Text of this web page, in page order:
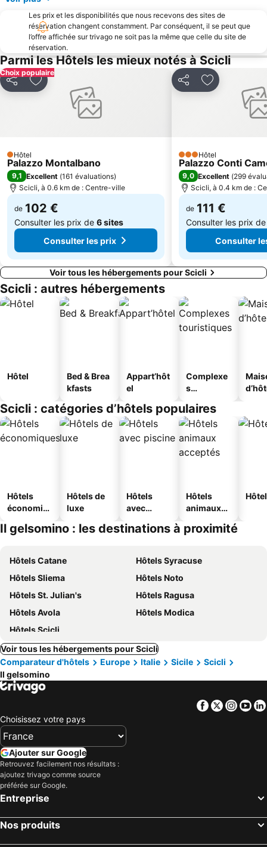
Les prix et les disponibilités que nous recevons des sites de
réservation changent constamment. Par conséquent, il se peut que
l’offre affichée sur trivago ne soit pas la même que celle du site de
réservation.
Parmi les Hôtels les mieux notés à Scicli
Choix populaire
PartagerAjouter à mes favoris
1 Étoiles
Hôtel
Palazzo Montalbano
9,1 Excellent (161 évaluations)
Scicli, à 0.6 km de : Centre-ville
de 102 €
Consulter les prix de 6 sites
Consulter les prix
PartagerAjouter à
3 Étoiles
Hôtel
Palazzo Conti
9,0 Excellent (299
Scicli, à 0.4 km de :
de 111 €
Consulter les prix
Consulter
Voir tous les hébergements pour Scicli
Scicli : autres hébergements
Hôtel
Bed & Brea
kfasts
Appart’hôt
el
Complexe
s
s
Scicli : catégories d’hôtels populaires
Hôtels
économiq
Hôtels de
luxe
Hôtels
avec
Hôtels
animaux
Il gelsomino : les destinations à proximité
Hôtels Catane
Hôtels Syracuse
Hôtels Sliema
Hôtels Noto
Hôtels St. Julian's
Hôtels Ragusa
Hôtels Avola
Hôtels Modica
Hôtels Scicli
Voir tous les hébergements pour Scicli
Comparateur d'hôtels
Europe Italie Sicile
Scicli
Il gelsomino
Facebook
Twitter
Choisissez votre pays
Ajouter sur Google
Retrouvez facilement nos résultats :
ajoutez trivago comme source
préférée sur Google.
Entreprise
Nos produits